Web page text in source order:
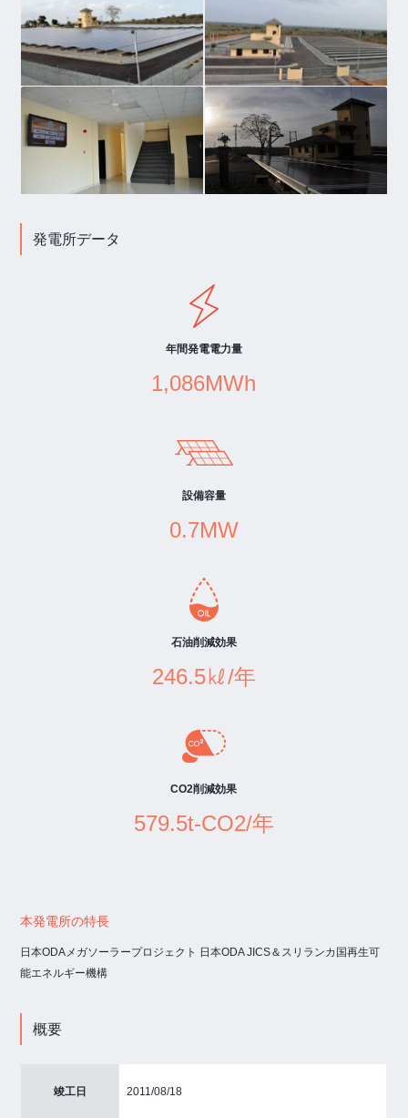
発電所データ
年間発電電力量
1,086MWh
設備容量
0.7MW
石油削減効果
246.5㎘/年
CO2削減効果
579.5t-CO2/年
本発電所の特長
日本ODAメガソーラープロジェクト 日本ODA JICS＆スリランカ国再生可
能エネルギー機構
概要
竣工日 2011/08/18